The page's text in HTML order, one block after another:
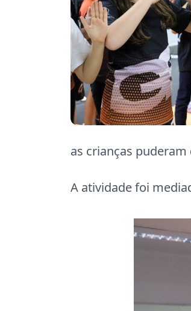
as crianças
A atividade foi